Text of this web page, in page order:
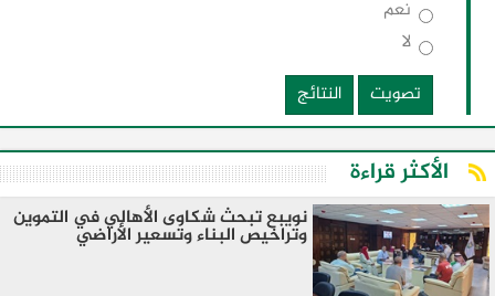
نعم
لا
تصويت
النتائج
الأكثر قراءة
نويبع تبحث شكاوى الأهالي في التموين
وتراخيص البناء وتسعير الأراضي